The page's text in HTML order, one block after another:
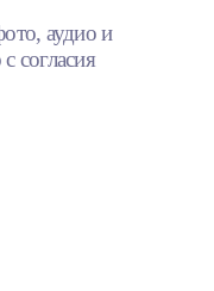
аудио и
согласия